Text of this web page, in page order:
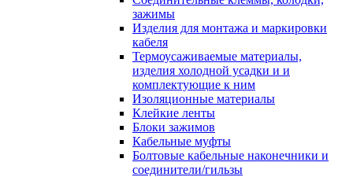
зажимы
Изделия для монтажа и маркировки
кабеля
Термоусаживаемые материалы,
изделия холодной усадки и и
комплектующие к ним
Изоляционные материалы
Клейкие ленты
Блоки зажимов
Кабельные муфты
Болтовые кабельные наконечники и
соединители/гильзы